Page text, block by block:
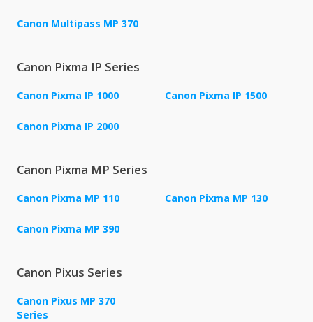
Canon Multipass MP 370
Canon Pixma IP Series
Canon Pixma IP 1000 Canon Pixma IP 1500
Canon Pixma IP 2000
Canon Pixma MP Series
Canon Pixma MP 110 Canon Pixma MP 130
Canon Pixma MP 390
Canon Pixus Series
Canon Pixus MP 370
Series